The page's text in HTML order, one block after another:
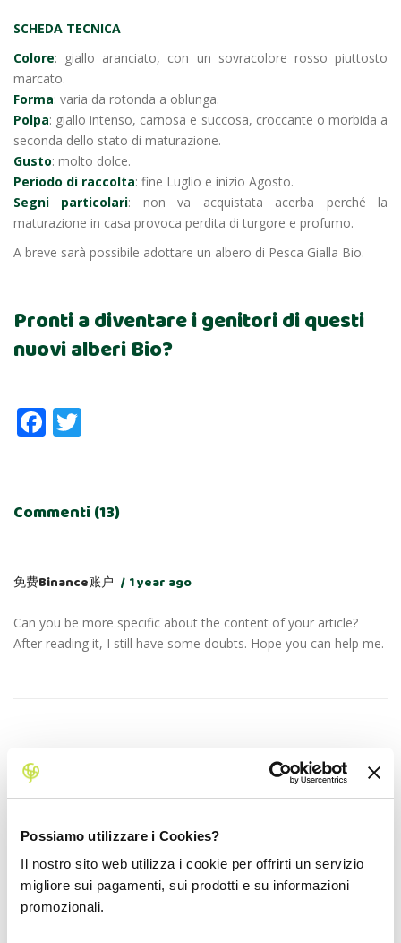
Possiamo utilizzare i Cookies?
Il nostro sito web utilizza i cookie per offrirti un servizio
migliore sui pagamenti, sui prodotti e su informazioni
promozionali.
SCHEDA TECNICA
Colore: giallo aranciato, con un sovracolore rosso piuttosto
marcato.
Forma: varia da rotonda a oblunga.
Polpa: giallo intenso, carnosa e succosa, croccante o morbida a
seconda dello stato di maturazione.
Gusto: molto dolce.
Periodo di raccolta: fine Luglio e inizio Agosto.
Segni particolari: non va acquistata acerba perché la
maturazione in casa provoca perdita di turgore e profumo.
A breve sarà possibile adottare un albero di Pesca Gialla Bio.
Pronti a diventare i genitori di questi
nuovi alberi Bio?
Facebook
Commenti (13)
免费Binance账户 1 year ago
Can you be more specific about the content of your article?
After reading it, I still have some doubts. Hope you can help me.
Binance账户
Your point of view caught my eye and was very interesting.